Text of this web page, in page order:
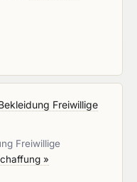
Freiwillige
Freiwillige
»